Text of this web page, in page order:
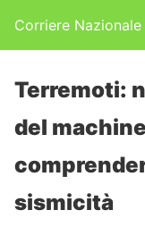
Corriere Nazionale
Terremoti:
del
sismicità